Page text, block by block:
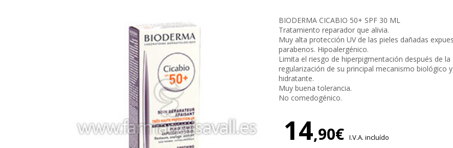
BIODERMA CICABIO 50+ SPF 30 ML
Tratamiento reparador que alivia.
Muy alta protección UV de las pieles dañadas
parabenos. Hipoalergénico.
Limita el riesgo de hiperpigmentación después de
regularización de su principal mecanismo biológico
hidratante.
Muy buena tolerancia.
No comedogénico.
14,90€ I.V.A. incluído